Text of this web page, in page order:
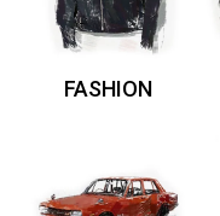
FASHION